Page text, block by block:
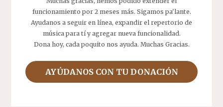
funcionamiento por 2 meses más. Sigamos pa'lante.
Ayudanos a seguir en línea, expandir el repertorio de
música para tí y agregar nueva funcionalidad.
Dona hoy, cada poquito nos ayuda. Muchas Gracias.
AYÚDANOS CON TU DONACIÓN